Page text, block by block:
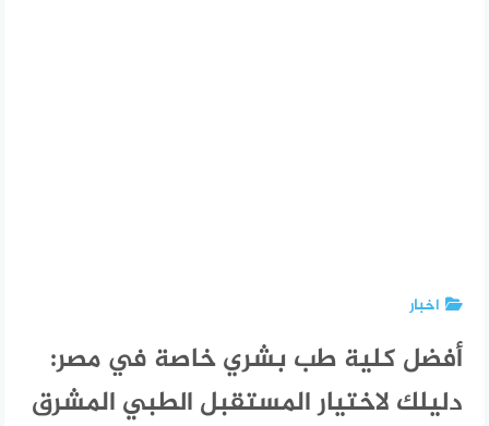
اخبار
أفضل كلية طب بشري خاصة في مصر:
دليلك لاختيار المستقبل الطبي المشرق